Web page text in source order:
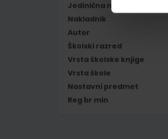
Jedinična mjera
Nakladnik
Autor
Školski razred
Vrsta školske knjige
Vrsta škole
Nastavni predmet
Reg br min